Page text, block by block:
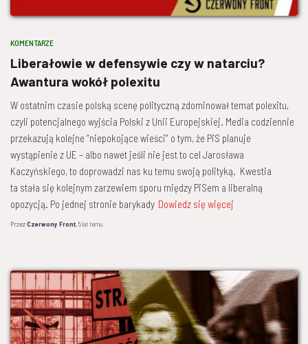
KOMENTARZE
Liberałowie w defensywie czy w natarciu?
Awantura wokół polexitu
W ostatnim czasie polską scenę polityczną zdominował temat polexitu,
czyli potencjalnego wyjścia Polski z Unii Europejskiej. Media codziennie
przekazują kolejne “niepokojące wieści” o tym, że PiS planuje
wystąpienie z UE – albo nawet jeśli nie jest to cel Jarosława
Kaczyńskiego, to doprowadzi nas ku temu swoją polityką. Kwestia
ta stała się kolejnym zarzewiem sporu między PiSem a liberalną
opozycją. Po jednej stronie barykady Dowiedz się więcej
PrzezCzerwony Front,5 lattemu